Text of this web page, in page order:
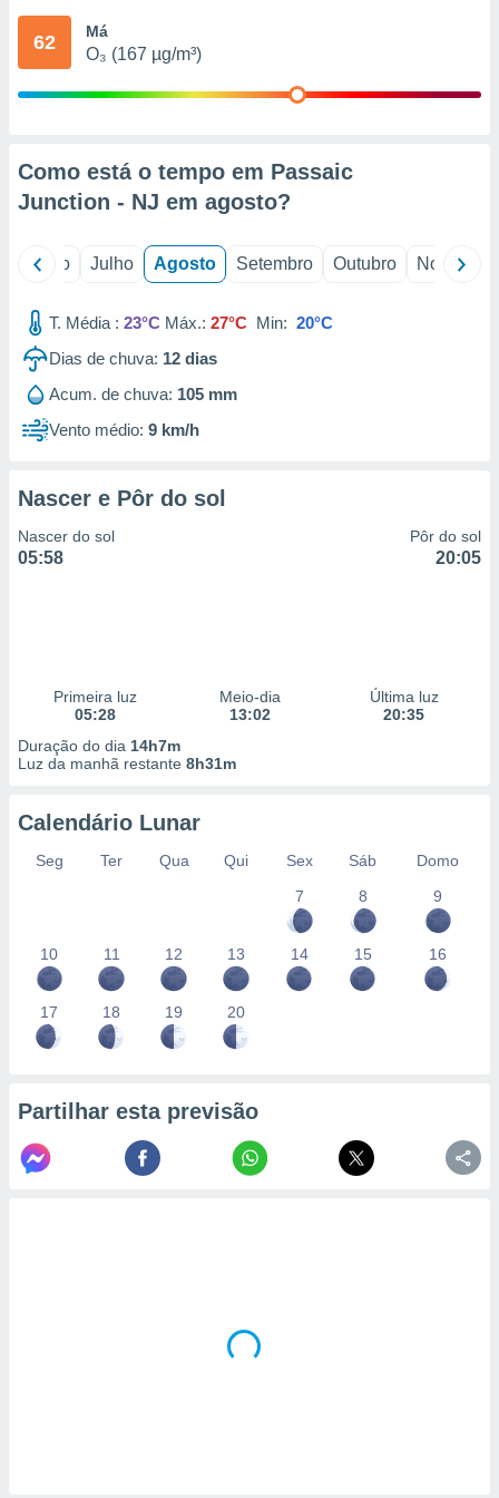
através
1199
62 Má
O₃ (167 µg/m³)
Como está o tempo em Passaic
Junction - NJ em agosto?
Junho Julho Agosto Setembro Outubro Novembro
T. Média : 23°C Máx.: 27°C Min: 20°C
Dias de chuva: 12 dias
Acum. de chuva: 105 mm
Vento médio: 9 km/h
Nascer e Pôr do sol
Nascer do sol
05:58
Pôr do sol
20:05
Primeira luz
05:28
Meio-dia
13:02
Última luz
20:35
Duração do dia 14h7m
Luz da manhã restante 8h31m
Calendário Lunar
Seg Ter Qua Qui Sex Sáb
Domo
7
8 9
10 11 12 13 14 15 16
17 18 19 20
Partilhar esta previsão